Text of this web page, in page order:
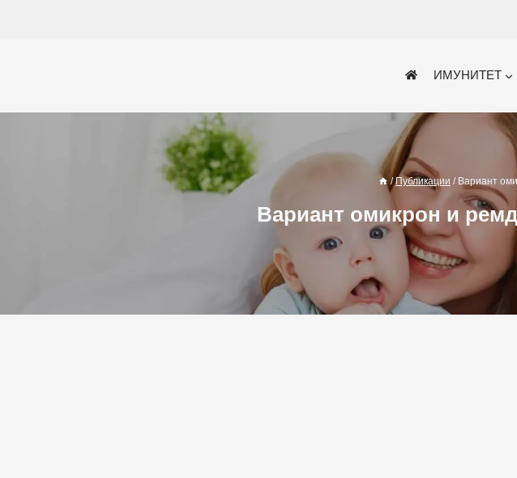
ИМУНИТЕТ
/ Публикации / Вариант
Вариант омикрон и